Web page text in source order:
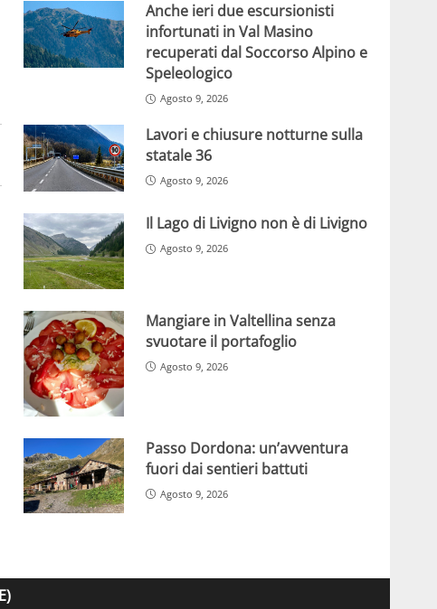
Anche ieri due escursionisti
infortunati in Val Masino
recuperati dal Soccorso Alpino e
Speleologico
Agosto 9, 2026
Lavori e chiusure notturne sulla
statale 36
Agosto 9, 2026
Il Lago di Livigno non è di Livigno
Agosto 9, 2026
Mangiare in Valtellina senza
svuotare il portafoglio
Agosto 9, 2026
Passo Dordona: un’avventura
fuori dai sentieri battuti
Agosto 9, 2026